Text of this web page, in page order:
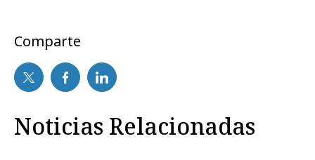
Comparte
Noticias Relacionadas